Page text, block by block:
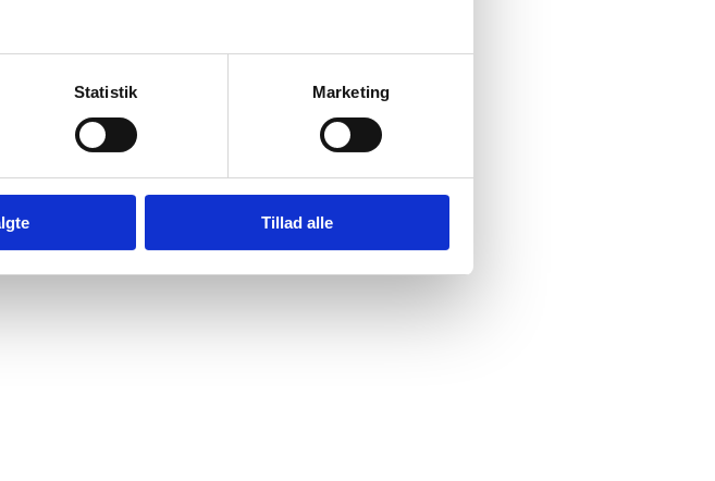
Statistik Marketing
Tillad alle